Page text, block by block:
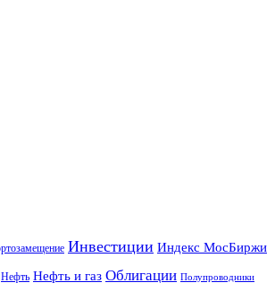
Инвестиции Индекс МосБиржи
Нефть Нефть и газ Облигации Полупроводники